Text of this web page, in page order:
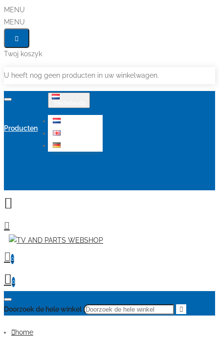
MENU
MENU
Twoj koszyk
U heeft nog geen producten in uw winkelwagen.
Producten
0
0
Doorzoek de hele winkel
home